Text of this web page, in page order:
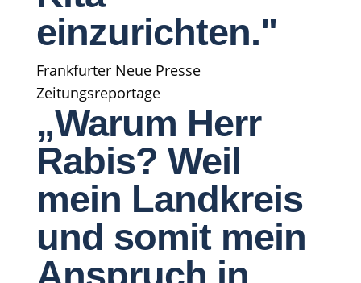
einzurichten."
Frankfurter Neue Presse
Zeitungsreportage
„Warum Herr
Rabis? Weil
mein Landkreis
und somit mein